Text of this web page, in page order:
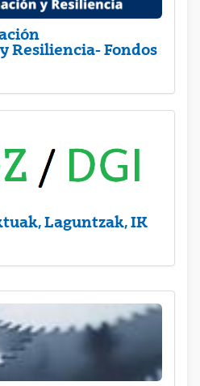
Resiliencia- Fondos
Laguntzak, IK